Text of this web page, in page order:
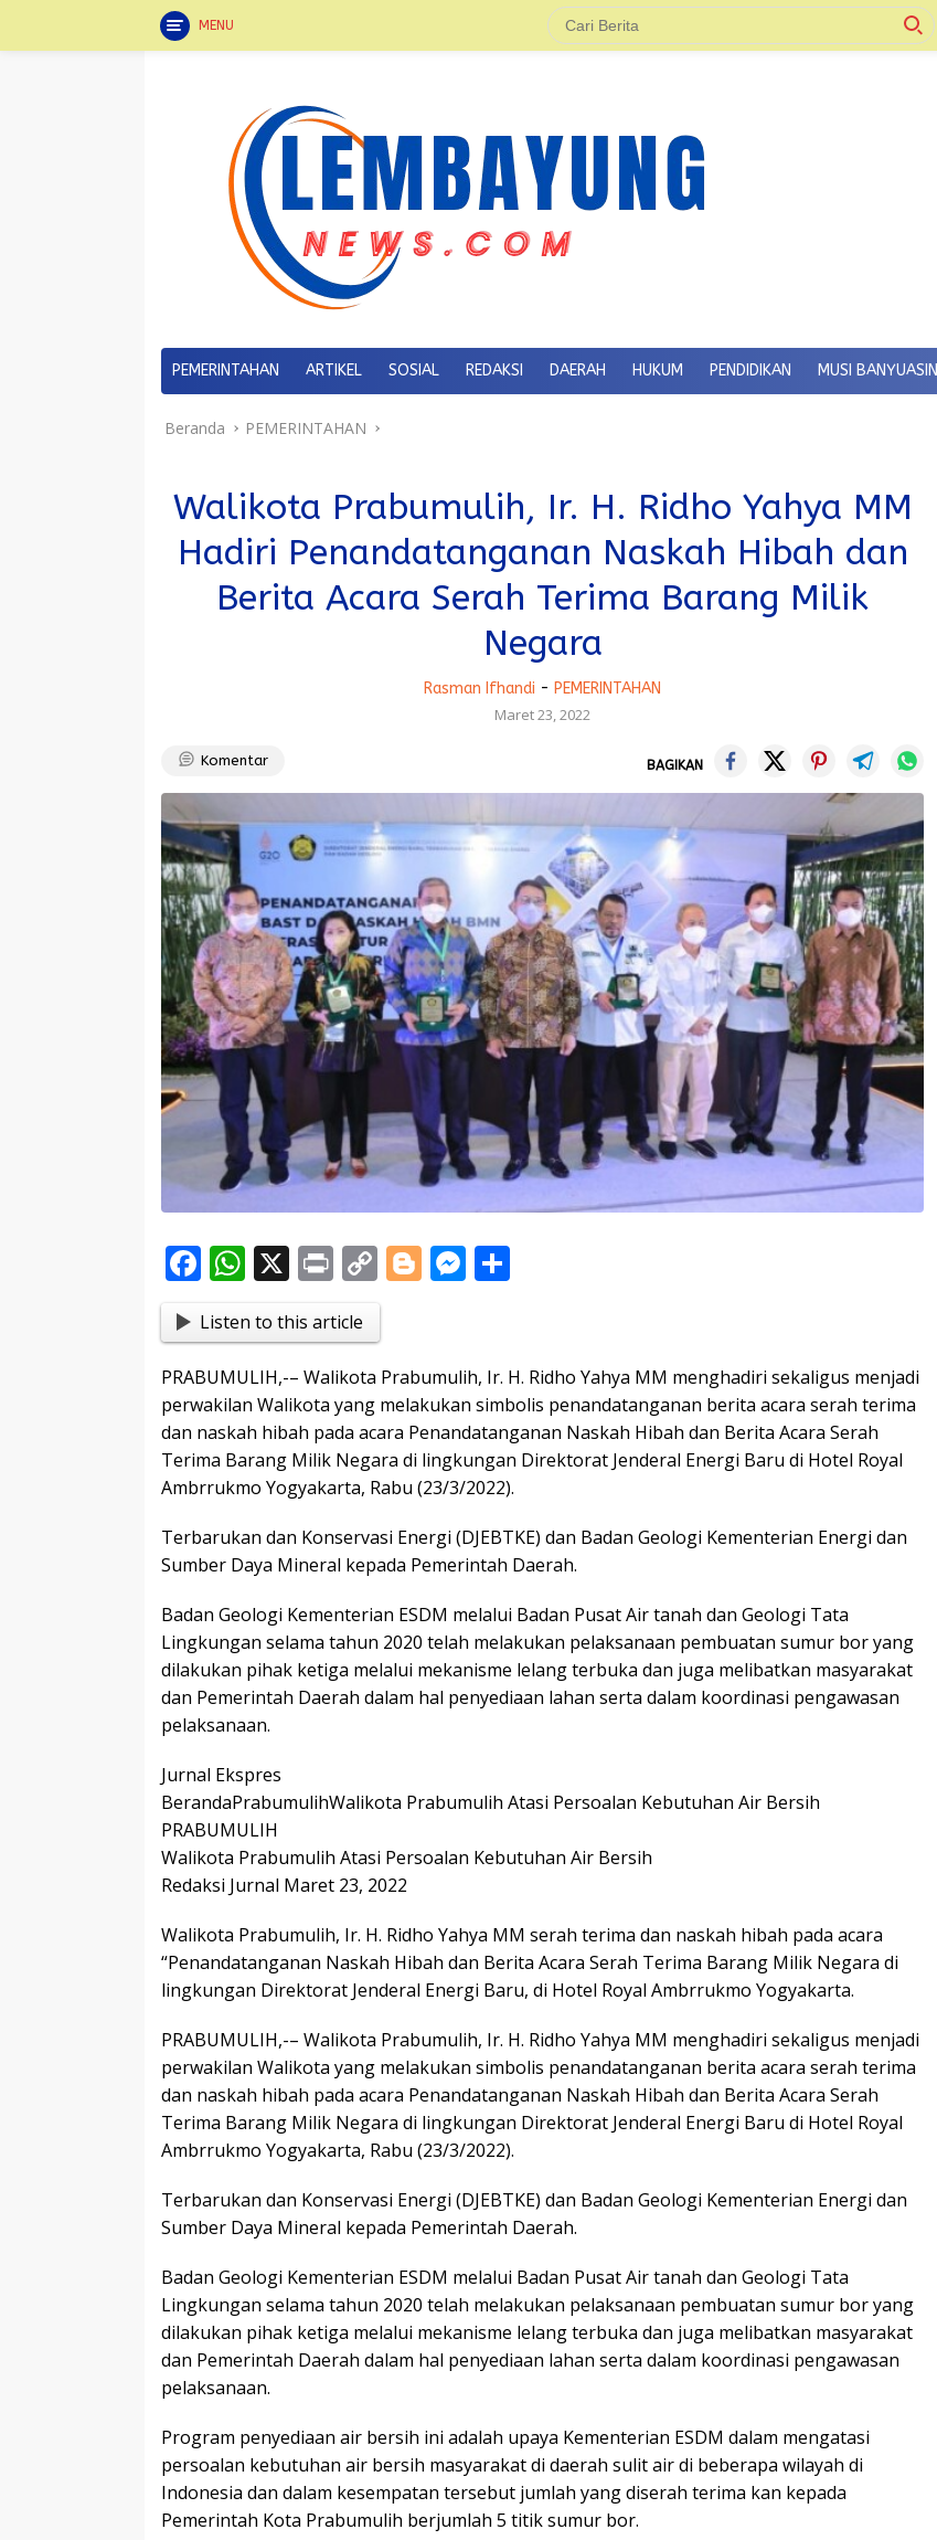
MENU
PEMERINTAHAN ARTIKEL SOSIAL REDAKSI DAERAH HUKUM PENDIDIKAN MUSI BANYUASIN
Beranda PEMERINTAHAN
Walikota Prabumulih, Ir. H. Ridho Yahya MM
Hadiri Penandatanganan Naskah Hibah dan
Berita Acara Serah Terima Barang Milik
Negara
Rasman Ifhandi - PEMERINTAHAN
Maret 23, 2022
Komentar BAGIKAN
F
e
b
o
o
k
W
at
s
A
p
p
X Pr
t
C
o
p
y
Li
n
k
Bl
g
er
M
e
n
g
er
e
Listen to this article
PRABUMULIH,-– Walikota Prabumulih, Ir. H. Ridho Yahya MM menghadiri sekaligus menjadi
perwakilan Walikota yang melakukan simbolis penandatanganan berita acara serah terima
dan naskah hibah pada acara Penandatanganan Naskah Hibah dan Berita Acara Serah
Terima Barang Milik Negara di lingkungan Direktorat Jenderal Energi Baru di Hotel Royal
Ambrrukmo Yogyakarta, Rabu (23/3/2022).
Terbarukan dan Konservasi Energi (DJEBTKE) dan Badan Geologi Kementerian Energi dan
Sumber Daya Mineral kepada Pemerintah Daerah.
Badan Geologi Kementerian ESDM melalui Badan Pusat Air tanah dan Geologi Tata
Lingkungan selama tahun 2020 telah melakukan pelaksanaan pembuatan sumur bor yang
dilakukan pihak ketiga melalui mekanisme lelang terbuka dan juga melibatkan masyarakat
dan Pemerintah Daerah dalam hal penyediaan lahan serta dalam koordinasi pengawasan
pelaksanaan.
Jurnal Ekspres
BerandaPrabumulihWalikota Prabumulih Atasi Persoalan Kebutuhan Air Bersih
PRABUMULIH
Walikota Prabumulih Atasi Persoalan Kebutuhan Air Bersih
Redaksi Jurnal Maret 23, 2022
Walikota Prabumulih, Ir. H. Ridho Yahya MM serah terima dan naskah hibah pada acara
“Penandatanganan Naskah Hibah dan Berita Acara Serah Terima Barang Milik Negara di
lingkungan Direktorat Jenderal Energi Baru, di Hotel Royal Ambrrukmo Yogyakarta.
PRABUMULIH,-– Walikota Prabumulih, Ir. H. Ridho Yahya MM menghadiri sekaligus menjadi
perwakilan Walikota yang melakukan simbolis penandatanganan berita acara serah terima
dan naskah hibah pada acara Penandatanganan Naskah Hibah dan Berita Acara Serah
Terima Barang Milik Negara di lingkungan Direktorat Jenderal Energi Baru di Hotel Royal
Ambrrukmo Yogyakarta, Rabu (23/3/2022).
Terbarukan dan Konservasi Energi (DJEBTKE) dan Badan Geologi Kementerian Energi dan
Sumber Daya Mineral kepada Pemerintah Daerah.
Badan Geologi Kementerian ESDM melalui Badan Pusat Air tanah dan Geologi Tata
Lingkungan selama tahun 2020 telah melakukan pelaksanaan pembuatan sumur bor yang
dilakukan pihak ketiga melalui mekanisme lelang terbuka dan juga melibatkan masyarakat
dan Pemerintah Daerah dalam hal penyediaan lahan serta dalam koordinasi pengawasan
pelaksanaan.
Program penyediaan air bersih ini adalah upaya Kementerian ESDM dalam mengatasi
persoalan kebutuhan air bersih masyarakat di daerah sulit air di beberapa wilayah di
Indonesia dan dalam kesempatan tersebut jumlah yang diserah terima kan kepada
Pemerintah Kota Prabumulih berjumlah 5 titik sumur bor.